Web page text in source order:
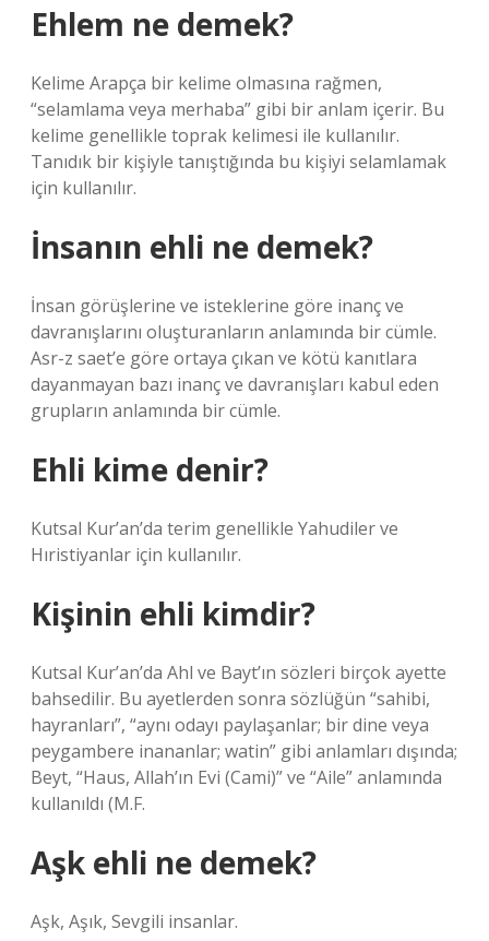
Ehlem ne demek?
Kelime Arapça bir kelime olmasına rağmen,
“selamlama veya merhaba” gibi bir anlam içerir. Bu
kelime genellikle toprak kelimesi ile kullanılır.
Tanıdık bir kişiyle tanıştığında bu kişiyi selamlamak
için kullanılır.
İnsanın ehli ne demek?
İnsan görüşlerine ve isteklerine göre inanç ve
davranışlarını oluşturanların anlamında bir cümle.
Asr-z saet’e göre ortaya çıkan ve kötü kanıtlara
dayanmayan bazı inanç ve davranışları kabul eden
grupların anlamında bir cümle.
Ehli kime denir?
Kutsal Kur’an’da terim genellikle Yahudiler ve
Hıristiyanlar için kullanılır.
Kişinin ehli kimdir?
Kutsal Kur’an’da Ahl ve Bayt’ın sözleri birçok ayette
bahsedilir. Bu ayetlerden sonra sözlüğün “sahibi,
hayranları”, “aynı odayı paylaşanlar; bir dine veya
peygambere inananlar; watin” gibi anlamları dışında;
Beyt, “Haus, Allah’ın Evi (Cami)” ve “Aile” anlamında
kullanıldı (M.F.
Aşk ehli ne demek?
Aşk, Aşık, Sevgili insanlar.